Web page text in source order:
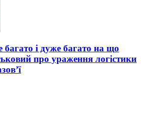
і дуже багато на що
про ураження логістики